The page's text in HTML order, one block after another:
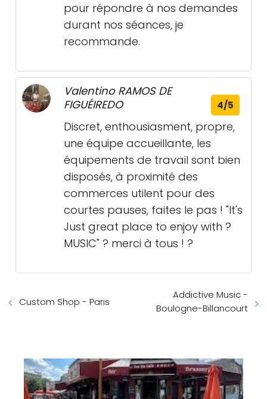
pour répondre à nos demandes
durant nos séances, je
recommande.
Valentino RAMOS DE
FIGUÉIREDO
4/5
Discret, enthousiasment, propre,
une équipe accueillante, les
équipements de travail sont bien
disposés, à proximité des
commerces utilent pour des
courtes pauses, faites le pas ! "It's
Just great place to enjoy with ?
MUSIC" ? merci à tous ! ?
Custom Shop - Paris
Addictive Music -
Boulogne-Billancourt